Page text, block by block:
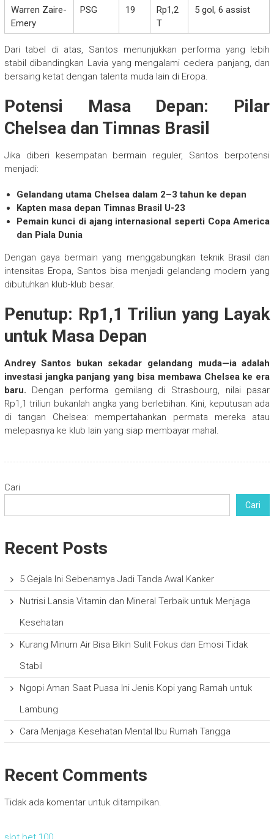
Warren Zaire-
Emery
PSG 19
Rp1,2
T
5 gol, 6 assist
Dari tabel di atas, Santos menunjukkan performa yang lebih
stabil dibandingkan Lavia yang mengalami cedera panjang, dan
bersaing ketat dengan talenta muda lain di Eropa.
Potensi Masa Depan: Pilar
Chelsea dan Timnas Brasil
Jika diberi kesempatan bermain reguler, Santos berpotensi
menjadi:
Gelandang utama Chelsea dalam 2–3 tahun ke depan
Kapten masa depan Timnas Brasil U-23
Pemain kunci di ajang internasional seperti Copa America
dan Piala Dunia
Dengan gaya bermain yang menggabungkan teknik Brasil dan
intensitas Eropa, Santos bisa menjadi gelandang modern yang
dibutuhkan klub-klub besar.
Penutup: Rp1,1 Triliun yang Layak
untuk Masa Depan
Andrey Santos bukan sekadar gelandang muda—ia adalah
investasi jangka panjang yang bisa membawa Chelsea ke era
baru. Dengan performa gemilang di Strasbourg, nilai pasar
Rp1,1 triliun bukanlah angka yang berlebihan. Kini, keputusan ada
di tangan Chelsea: mempertahankan permata mereka atau
melepasnya ke klub lain yang siap membayar mahal.
Cari
Cari
Recent Posts
5 Gejala Ini Sebenarnya Jadi Tanda Awal Kanker
Nutrisi Lansia Vitamin dan Mineral Terbaik untuk Menjaga
Kesehatan
Kurang Minum Air Bisa Bikin Sulit Fokus dan Emosi Tidak
Stabil
Ngopi Aman Saat Puasa Ini Jenis Kopi yang Ramah untuk
Lambung
Cara Menjaga Kesehatan Mental Ibu Rumah Tangga
Recent Comments
Tidak ada komentar untuk ditampilkan.